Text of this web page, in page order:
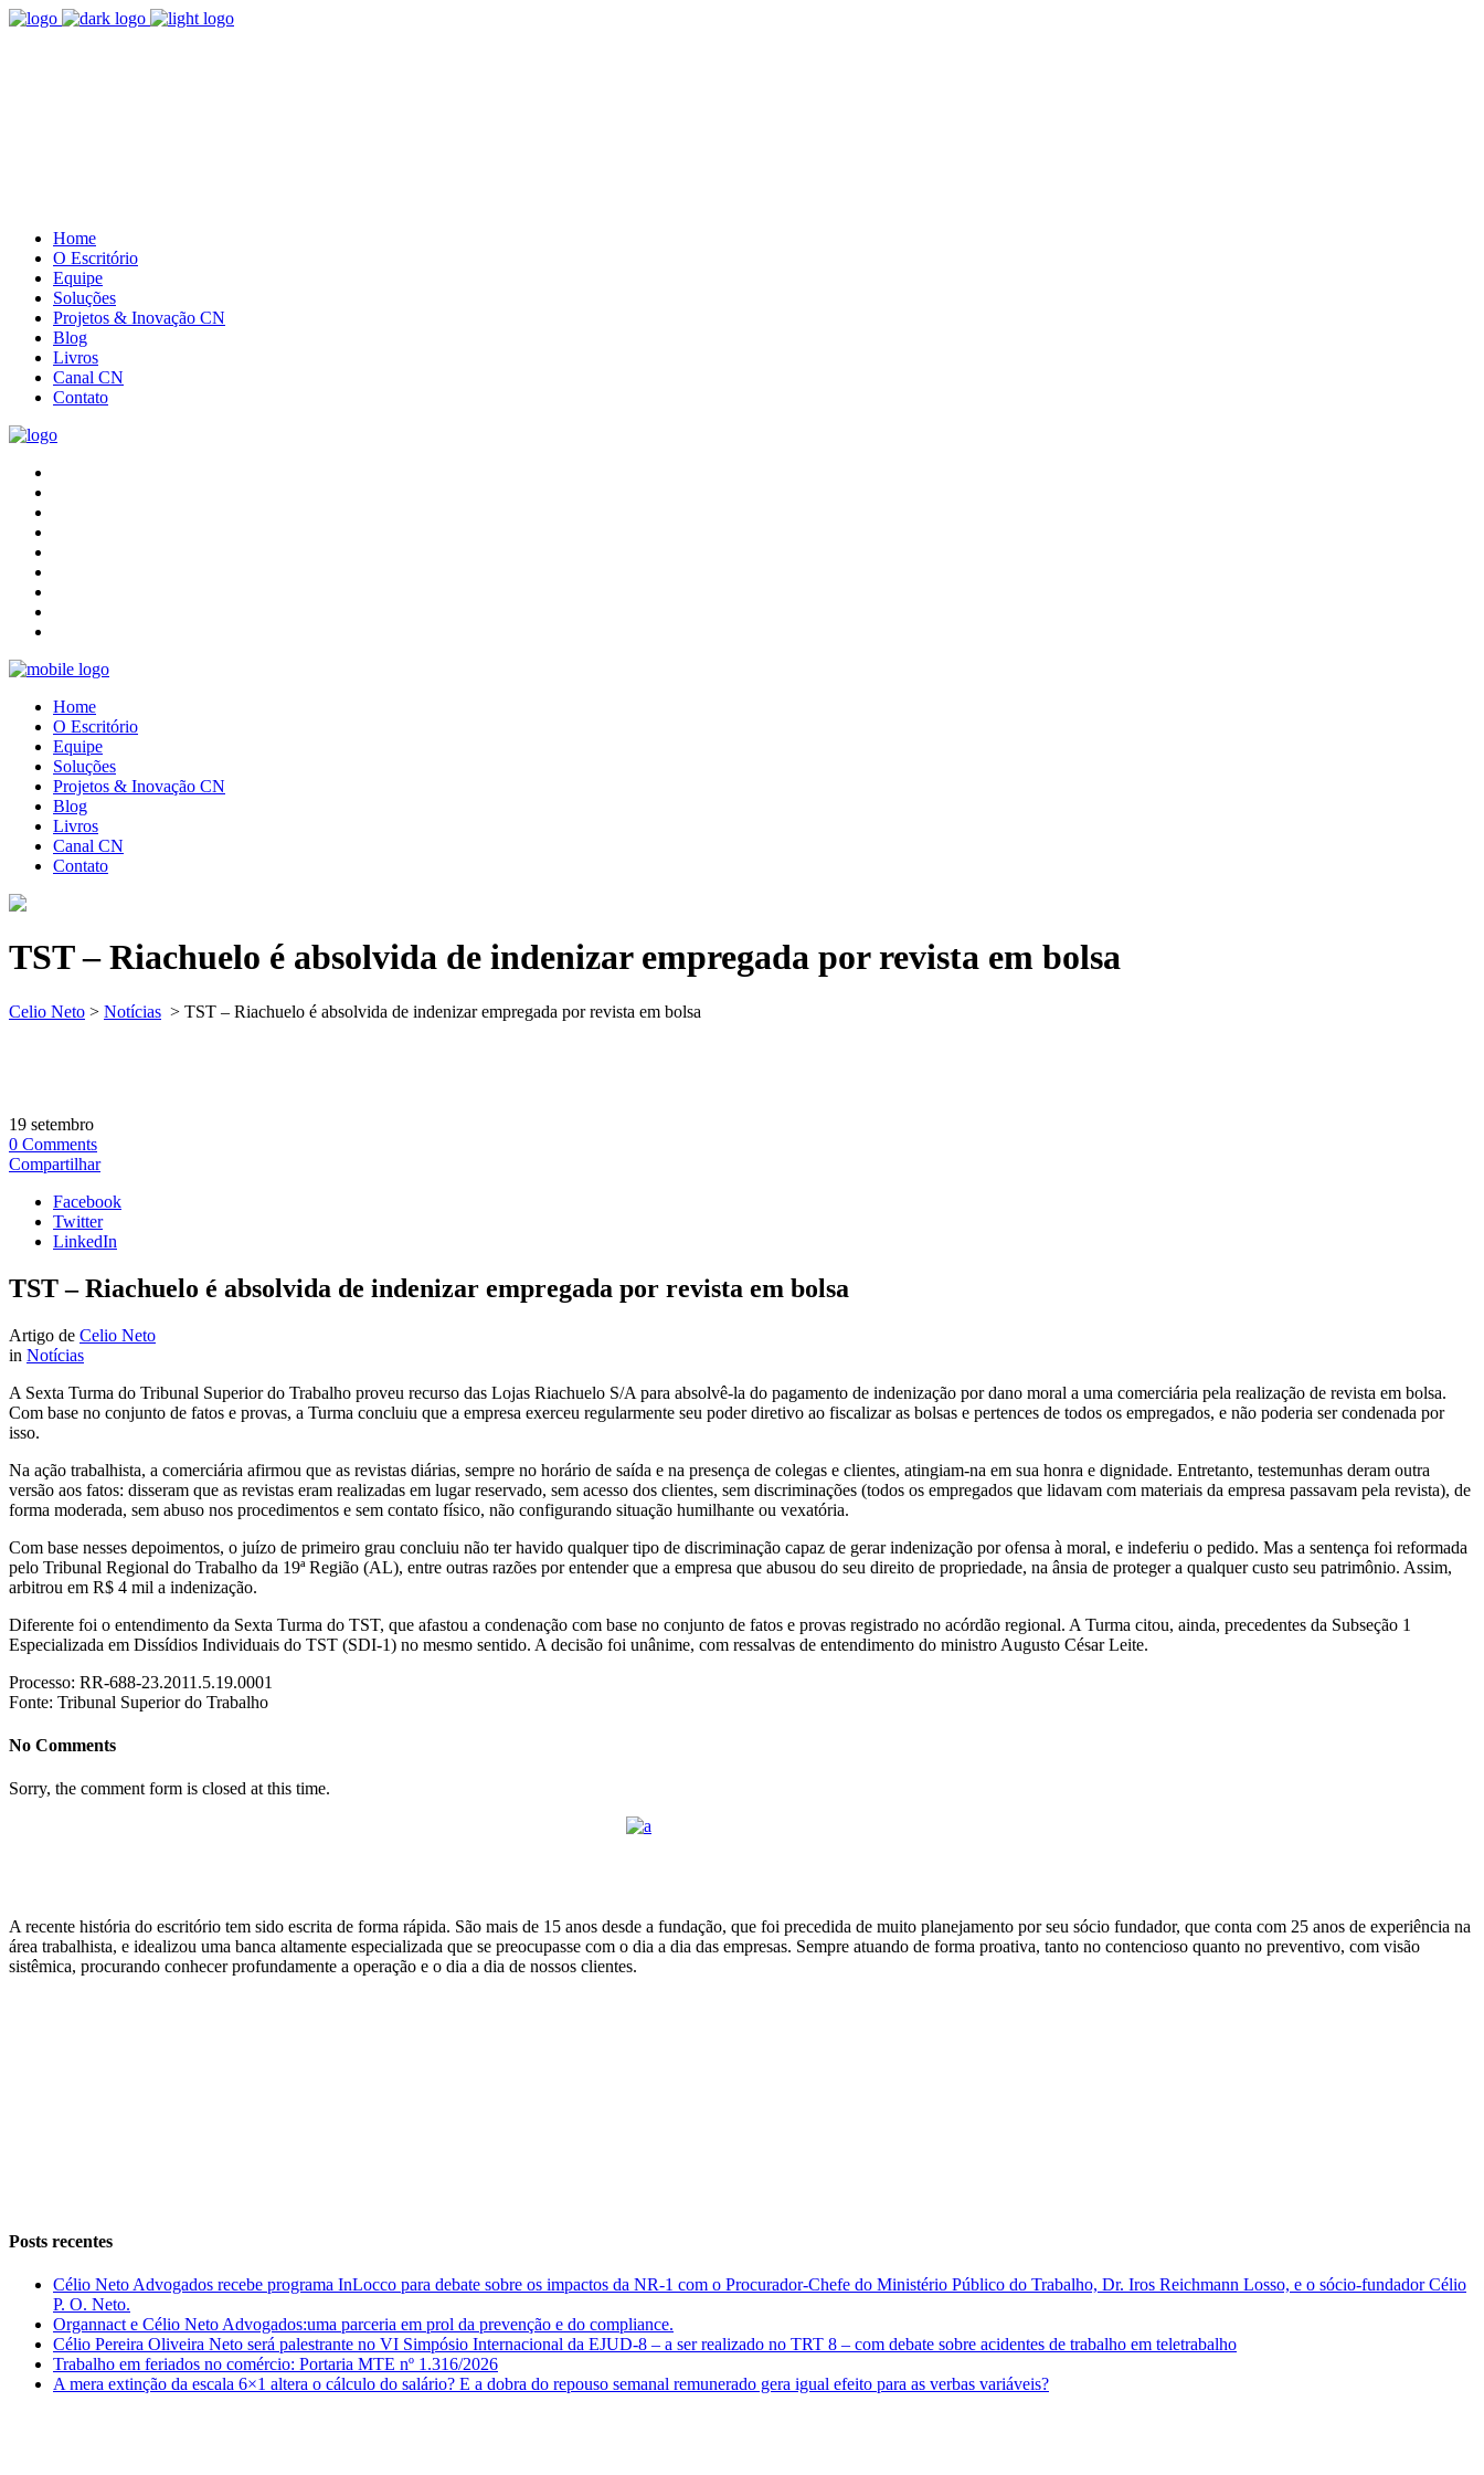
Home
O Escritório
Equipe
Soluções
Projetos & Inovação CN
Blog
Livros
Canal CN
Contato
Home
O Escritório
Equipe
Soluções
Projetos & Inovação CN
Blog
Livros
Canal CN
Contato
TST – Riachuelo é absolvida de indenizar empregada por revista em bolsa
Celio Neto > Notícias > TST – Riachuelo é absolvida de indenizar empregada por revista em bolsa
19 setembro
0 Comments
Compartilhar
Facebook
Twitter
LinkedIn
TST – Riachuelo é absolvida de indenizar empregada por revista em bolsa
Artigo de Celio Neto
in Notícias
A Sexta Turma do Tribunal Superior do Trabalho proveu recurso das Lojas Riachuelo S/A para absolvê-la do pagamento de indenização por dano moral a uma comerciária pela realização de revista em bolsa.
Com base no conjunto de fatos e provas, a Turma concluiu que a empresa exerceu regularmente seu poder diretivo ao fiscalizar as bolsas e pertences de todos os empregados, e não poderia ser condenada por
isso.
Na ação trabalhista, a comerciária afirmou que as revistas diárias, sempre no horário de saída e na presença de colegas e clientes, atingiam-na em sua honra e dignidade. Entretanto, testemunhas deram outra
versão aos fatos: disseram que as revistas eram realizadas em lugar reservado, sem acesso dos clientes, sem discriminações (todos os empregados que lidavam com materiais da empresa passavam pela revista), de
forma moderada, sem abuso nos procedimentos e sem contato físico, não configurando situação humilhante ou vexatória.
Com base nesses depoimentos, o juízo de primeiro grau concluiu não ter havido qualquer tipo de discriminação capaz de gerar indenização por ofensa à moral, e indeferiu o pedido. Mas a sentença foi reformada
pelo Tribunal Regional do Trabalho da 19ª Região (AL), entre outras razões por entender que a empresa que abusou do seu direito de propriedade, na ânsia de proteger a qualquer custo seu patrimônio. Assim,
arbitrou em R$ 4 mil a indenização.
Diferente foi o entendimento da Sexta Turma do TST, que afastou a condenação com base no conjunto de fatos e provas registrado no acórdão regional. A Turma citou, ainda, precedentes da Subseção 1
Especializada em Dissídios Individuais do TST (SDI-1) no mesmo sentido. A decisão foi unânime, com ressalvas de entendimento do ministro Augusto César Leite.
Processo: RR-688-23.2011.5.19.0001
Fonte: Tribunal Superior do Trabalho
No Comments
Sorry, the comment form is closed at this time.
A recente história do escritório tem sido escrita de forma rápida. São mais de 15 anos desde a fundação, que foi precedida de muito planejamento por seu sócio fundador, que conta com 25 anos de experiência na
área trabalhista, e idealizou uma banca altamente especializada que se preocupasse com o dia a dia das empresas. Sempre atuando de forma proativa, tanto no contencioso quanto no preventivo, com visão
sistêmica, procurando conhecer profundamente a operação e o dia a dia de nossos clientes.
Posts recentes
Célio Neto Advogados recebe programa InLocco para debate sobre os impactos da NR-1 com o Procurador-Chefe do Ministério Público do Trabalho, Dr. Iros Reichmann Losso, e o sócio-fundador Célio
P. O. Neto.
Organnact e Célio Neto Advogados:uma parceria em prol da prevenção e do compliance.
Célio Pereira Oliveira Neto será palestrante no VI Simpósio Internacional da EJUD-8 – a ser realizado no TRT 8 – com debate sobre acidentes de trabalho em teletrabalho
Trabalho em feriados no comércio: Portaria MTE nº 1.316/2026
A mera extinção da escala 6×1 altera o cálculo do salário? E a dobra do repouso semanal remunerado gera igual efeito para as verbas variáveis?